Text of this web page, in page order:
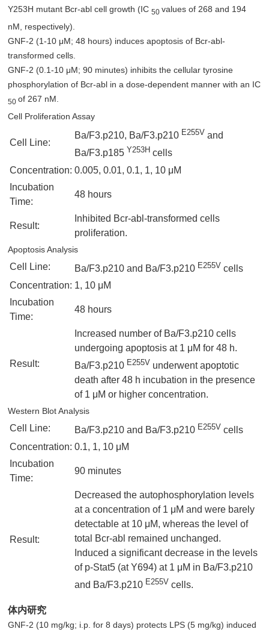
Y253H mutant Bcr-abl cell growth (IC50values of 268 and 194
nM, respectively).
GNF-2 (1-10 μM; 48 hours) induces apoptosis of Bcr-abl-
transformed cells.
GNF-2 (0.1-10 μM; 90 minutes) inhibits the cellular tyrosine
phosphorylation of Bcr-abl in a dose-dependent manner with an IC
50of 267 nM.
Cell Proliferation Assay
Cell Line:
Ba/F3.p210, Ba/F3.p210 E255V and
Ba/F3.p185 Y253H cells
Concentration: 0.005, 0.01, 0.1, 1, 10 μM
Incubation
Time:
48 hours
Result:
Inhibited Bcr-abl-transformed cells
proliferation.
Apoptosis Analysis
Cell Line: Ba/F3.p210 and Ba/F3.p210 E255V cells
Concentration: 1, 10 μM
Incubation
Time:
48 hours
Result:
Increased number of Ba/F3.p210 cells
undergoing apoptosis at 1 μM for 48 h.
Ba/F3.p210 E255V underwent apoptotic
death after 48 h incubation in the presence
of 1 μM or higher concentration.
Western Blot Analysis
Cell Line: Ba/F3.p210 and Ba/F3.p210 E255V cells
Concentration: 0.1, 1, 10 μM
Incubation
Time:
90 minutes
Result:
Decreased the autophosphorylation levels
at a concentration of 1 μM and were barely
detectable at 10 μM, whereas the level of
total Bcr-abl remained unchanged.
Induced a significant decrease in the levels
of p-Stat5 (at Y694) at 1 μM in Ba/F3.p210
and Ba/F3.p210 E255V cells.
体内研究
GNF-2 (10 mg/kg; i.p. for 8 days) protects LPS (5 mg/kg) induced